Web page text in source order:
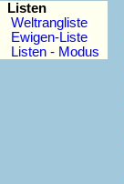
Listen
Weltrangliste
Ewigen-Liste
Listen - Modus